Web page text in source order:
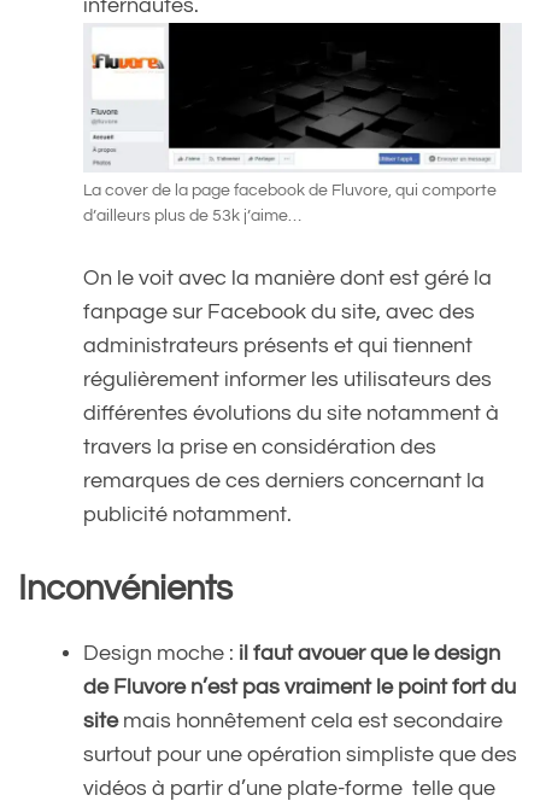
internautes.
La cover de la page facebook de Fluvore, qui comporte
d’ailleurs plus de 53k j’aime…
On le voit avec la manière dont est géré la
fanpage sur Facebook du site, avec des
administrateurs présents et qui tiennent
régulièrement informer les utilisateurs des
différentes évolutions du site notamment à
travers la prise en considération des
remarques de ces derniers concernant la
publicité notamment.
Inconvénients
Design moche : il faut avouer que le design
de Fluvore n’est pas vraiment le point fort du
sitemais honnêtement cela est secondaire
surtout pour une opération simpliste que des
vidéos à partir d’une plate-forme telle que